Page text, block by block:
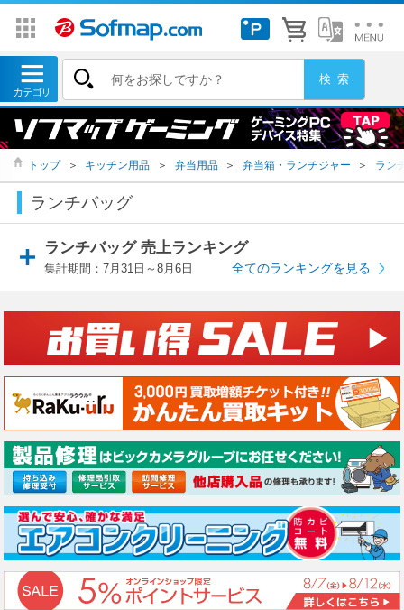
トップ ＞ キッチン用品 ＞ 弁当用品 ＞ 弁当箱・ランチジャー ＞ ラン
ランチバッグ
ランチバッグ 売上ランキング
集計期間：7月31日～8月6日 全てのランキングを見る